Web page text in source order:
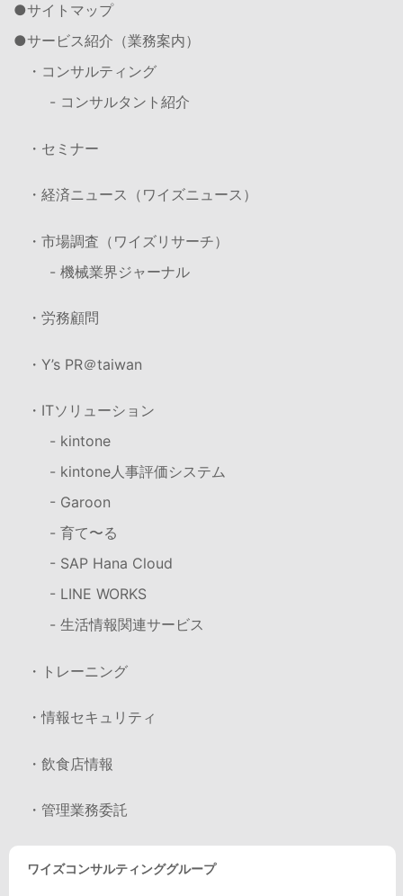
サイトマップ
サービス紹介（業務案内）
・コンサルティング
- コンサルタント紹介
・セミナー
・経済ニュース（ワイズニュース）
・市場調査（ワイズリサーチ）
- 機械業界ジャーナル
・労務顧問
・Y’s PR＠taiwan
・ITソリューション
- kintone
- kintone人事評価システム
- Garoon
- 育て〜る
- SAP Hana Cloud
- LINE WORKS
- 生活情報関連サービス
・トレーニング
・情報セキュリティ
・飲食店情報
・管理業務委託
ワイズコンサルティンググループ